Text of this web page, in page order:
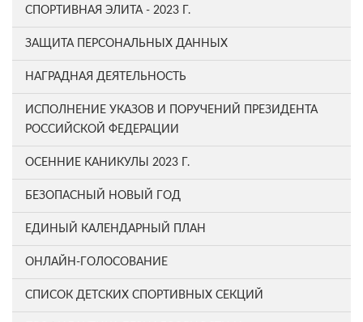
СПОРТИВНАЯ ЭЛИТА - 2023 Г.
ЗАЩИТА ПЕРСОНАЛЬНЫХ ДАННЫХ
НАГРАДНАЯ ДЕЯТЕЛЬНОСТЬ
ИСПОЛНЕНИЕ УКАЗОВ И ПОРУЧЕНИЙ ПРЕЗИДЕНТА
РОССИЙСКОЙ ФЕДЕРАЦИИ
ОСЕННИЕ КАНИКУЛЫ 2023 Г.
БЕЗОПАСНЫЙ НОВЫЙ ГОД
ЕДИНЫЙ КАЛЕНДАРНЫЙ ПЛАН
ОНЛАЙН-ГОЛОСОВАНИЕ
СПИСОК ДЕТСКИХ СПОРТИВНЫХ СЕКЦИЙ